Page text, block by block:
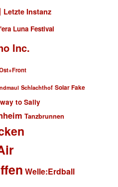
Letzte Instanz
Luna Festival
Inc.
Schlachthof Solar Fake
to Sally
Tanzbrunnen
Welle:Erdball